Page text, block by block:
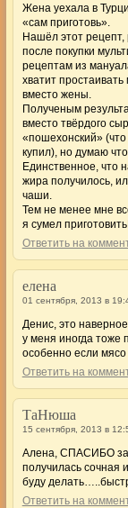
Жена уехала в
«сам приготовь».
Нашёл этот рецепт,
после покупки
рецептам из
хватит простаивать
вместо жены.
Полученым
вместо твёрдого
«пошехонский»
купил), но думаю
Единственное, что
жира получилось,
чаши.
Тем не менее мне
я сумел
Ответить на
елена
01 сентября, 2013 в
Денис, это
у меня иногда тоже
особенно если
Ответить на
ТаНюша
15 сентября, 2013 в
Алена, СПАСИБО за
получилась сочная
буду
Ответить на